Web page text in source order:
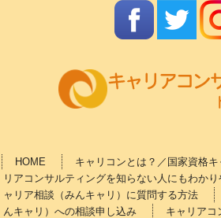
HOME
キャリコンとは？／国家資格
リアコンサルティングを知らない人にもわかり
ャリア相談（みんキャリ）に質問する方法
んキャリ）への相談申し込み
キャリアコ